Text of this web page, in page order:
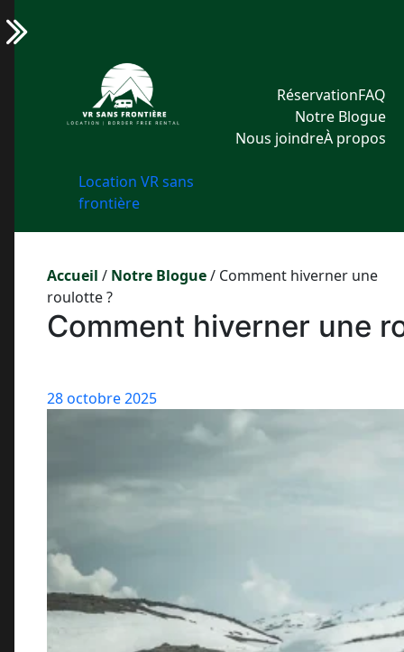
au
Location VR sans
frontière
RéservationFAQ
Notre Blogue
Nous joindreÀ propos
Accueil / Notre Blogue/ Comment hiverner une
roulotte ?
Comment hiverner une
28 octobre 2025